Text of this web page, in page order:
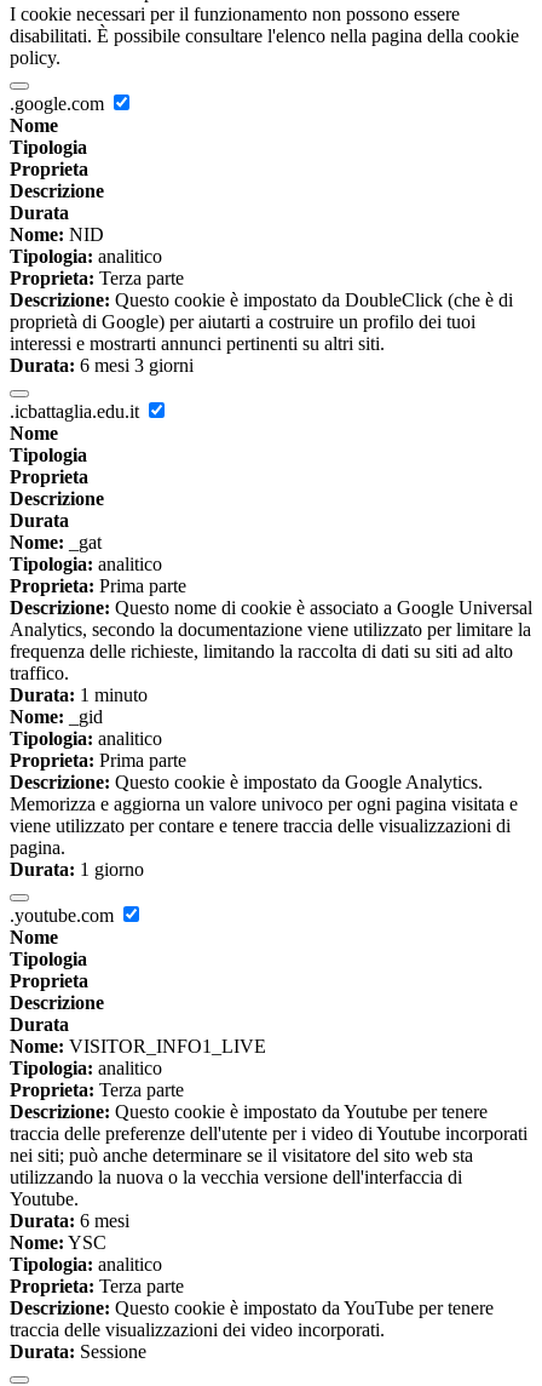
I cookie necessari per il funzionamento non possono essere
disabilitati. È possibile consultare l'elenco nella pagina della cookie
policy.
.google.com
Nome
Tipologia
Proprieta
Descrizione
Durata
Nome: NID
Tipologia: analitico
Proprieta: Terza parte
Descrizione: Questo cookie è impostato da DoubleClick (che è di
proprietà di Google) per aiutarti a costruire un profilo dei tuoi
interessi e mostrarti annunci pertinenti su altri siti.
Durata: 6 mesi 3 giorni
.icbattaglia.edu.it
Nome
Tipologia
Proprieta
Descrizione
Durata
Nome: _gat
Tipologia: analitico
Proprieta: Prima parte
Descrizione: Questo nome di cookie è associato a Google Universal
Analytics, secondo la documentazione viene utilizzato per limitare la
frequenza delle richieste, limitando la raccolta di dati su siti ad alto
traffico.
Durata: 1 minuto
Nome: _gid
Tipologia: analitico
Proprieta: Prima parte
Descrizione: Questo cookie è impostato da Google Analytics.
Memorizza e aggiorna un valore univoco per ogni pagina visitata e
viene utilizzato per contare e tenere traccia delle visualizzazioni di
pagina.
Durata: 1 giorno
.youtube.com
Nome
Tipologia
Proprieta
Descrizione
Durata
Nome: VISITOR_INFO1_LIVE
Tipologia: analitico
Proprieta: Terza parte
Descrizione: Questo cookie è impostato da Youtube per tenere
traccia delle preferenze dell'utente per i video di Youtube incorporati
nei siti; può anche determinare se il visitatore del sito web sta
utilizzando la nuova o la vecchia versione dell'interfaccia di
Youtube.
Durata: 6 mesi
Nome: YSC
Tipologia: analitico
Proprieta: Terza parte
Descrizione: Questo cookie è impostato da YouTube per tenere
traccia delle visualizzazioni dei video incorporati.
Durata: Sessione